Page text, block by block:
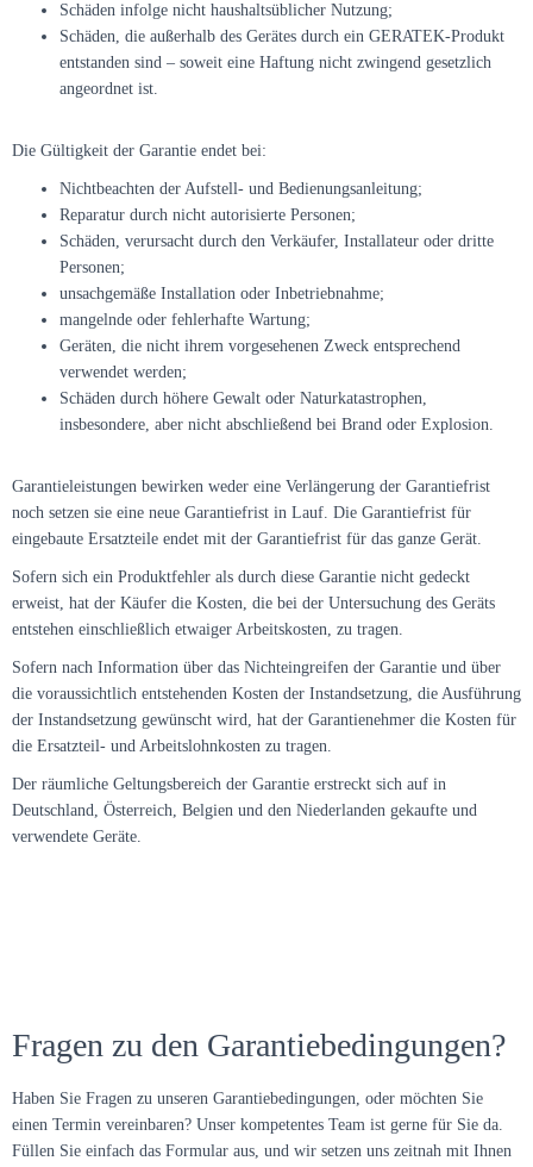
Schäden infolge nicht haushaltsüblicher Nutzung;
Schäden, die außerhalb des Gerätes durch ein GERATEK-Produkt
entstanden sind – soweit eine Haftung nicht zwingend gesetzlich
angeordnet ist.
Die Gültigkeit der Garantie endet bei:
Nichtbeachten der Aufstell- und Bedienungsanleitung;
Reparatur durch nicht autorisierte Personen;
Schäden, verursacht durch den Verkäufer, Installateur oder dritte
Personen;
unsachgemäße Installation oder Inbetriebnahme;
mangelnde oder fehlerhafte Wartung;
Geräten, die nicht ihrem vorgesehenen Zweck entsprechend
verwendet werden;
Schäden durch höhere Gewalt oder Naturkatastrophen,
insbesondere, aber nicht abschließend bei Brand oder Explosion.
Garantieleistungen bewirken weder eine Verlängerung der Garantiefrist
noch setzen sie eine neue Garantiefrist in Lauf. Die Garantiefrist für
eingebaute Ersatzteile endet mit der Garantiefrist für das ganze Gerät.
Sofern sich ein Produktfehler als durch diese Garantie nicht gedeckt
erweist, hat der Käufer die Kosten, die bei der Untersuchung des Geräts
entstehen einschließlich etwaiger Arbeitskosten, zu tragen.
Sofern nach Information über das Nichteingreifen der Garantie und über
die voraussichtlich entstehenden Kosten der Instandsetzung, die Ausführung
der Instandsetzung gewünscht wird, hat der Garantienehmer die Kosten für
die Ersatzteil- und Arbeitslohnkosten zu tragen.
Der räumliche Geltungsbereich der Garantie erstreckt sich auf in
Deutschland, Österreich, Belgien und den Niederlanden gekaufte und
verwendete Geräte.
Fragen zu den Garantiebedingungen?
Haben Sie Fragen zu unseren Garantiebedingungen, oder möchten Sie
einen Termin vereinbaren? Unser kompetentes Team ist gerne für Sie da.
Füllen Sie einfach das Formular aus, und wir setzen uns zeitnah mit Ihnen